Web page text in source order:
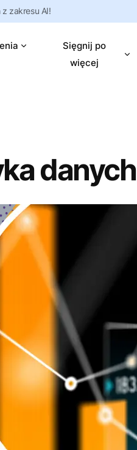
zakresu AI!
Sięgnij po
więcej
danych